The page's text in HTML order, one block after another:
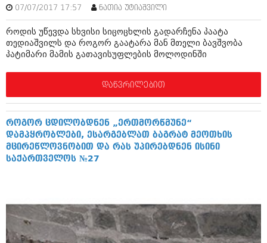
ავტორჩევები
ბელადები
ბიზნესსიახლეები
გვარები
თემიდას სასწორი
იუმორი
კალეიდოსკოპი
ჰოროსკოპი და შეუცნობელი
რომანი და დეტექტივი
სახალისო ამბები
გვარები
თემიდას სასწორი
იუმორი
ჰოროსკოპი და შეუცნობელი
კრიმინალი
რომანი და დეტექტივი
დაიჯესტი
ქალი და მამაკაცი
07/07/2017 17:57 ნათია უტიაშვილი
როდის უწევდა სხვისი სიცოცხლის გადარჩენა პაატა
თედიაშვილს და როგორ გაატარა მან მთელი ბავშვობა
პატიმარი მამის გათავისუფლების მოლოდინში
დაწვრილებით
როგორ ცდილობდნენ „ერთმორწმუნე“
დამპყრობლები, ესარგებლათ ბაგრატ მეოთხის
მცირეწლოვნობით და რას უპირებდნენ ისინი
საქართველოს №27